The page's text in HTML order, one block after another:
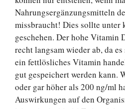
Nahrungsergänzungsmitteln
missbraucht! Dies sollte unter
geschehen. Der hohe Vitamin
recht langsam wieder ab, da
ein fettlösliches Vitamin
gut gespeichert werden kann.
oder gar höher als 200 ng/ml
Auswirkungen auf den